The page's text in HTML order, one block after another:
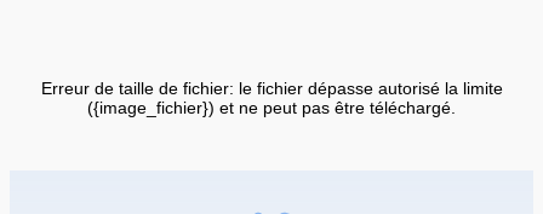
Erreur de taille de fichier: le fichier dépasse autorisé la limite
({image_fichier}) et ne peut pas être téléchargé.